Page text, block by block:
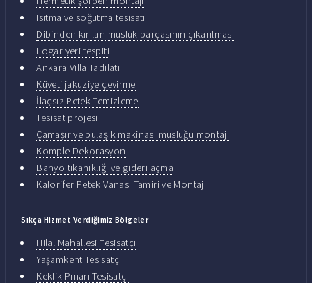
Isıtma ve soğutma tesisatı
Dibinden kırılan musluk parçasının çıkarılması
Logar yeri tespiti
Ankara Villa Tadilatı
Küveti jakuziye çevirme
İlaçsız Petek Temizleme
Tesisat projesi
Çamaşır ve bulaşık makinası musluğu montajı
Komple Dekorasyon
Banyo tıkanıklığı ve gideri açma
Kalorifer Petek Vanası Tamiri ve Montajı
Sıkça Hizmet Verdiğimiz Bölgeler
Hilal Mahallesi Tesisatçı
Yaşamkent Tesisatçı
Keklik Pınarı Tesisatçı